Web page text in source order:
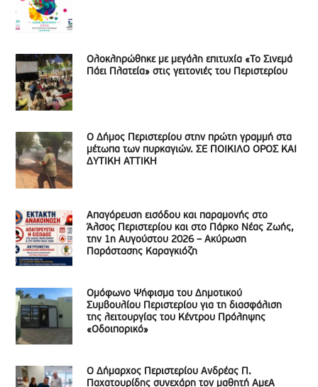
Ολοκληρώθηκε με μεγάλη επιτυχία «Το Σινεμά
Πάει Πλατεία» στις γειτονιές του Περιστερίου
Ο Δήμος Περιστερίου στην πρώτη γραμμή στα
μέτωπα των πυρκαγιών. ΣΕ ΠΟΙΚΙΛΟ ΟΡΟΣ ΚΑΙ
ΔΥΤΙΚΗ ΑΤΤΙΚΗ
Απαγόρευση εισόδου και παραμονής στο
Άλσος Περιστερίου και στο Πάρκο Νέας Ζωής,
την 1η Αυγούστου 2026 – Ακύρωση
Παράστασης Καραγκιόζη
Ομόφωνο Ψήφισμα του Δημοτικού
Συμβουλίου Περιστερίου για τη διασφάλιση
της λειτουργίας του Κέντρου Πρόληψης
«Οδοιπορικό»
Ο Δήμαρχος Περιστερίου Ανδρέας Π.
Παχατουρίδης συνεχάρη τον μαθητή ΑμεΑ